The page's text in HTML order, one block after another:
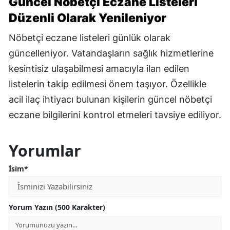
Düzenli Olarak Yenileniyor
Nöbetçi eczane listeleri günlük olarak
güncelleniyor. Vatandaşların sağlık hizmetlerine
kesintisiz ulaşabilmesi amacıyla ilan edilen
listelerin takip edilmesi önem taşıyor. Özellikle
acil ilaç ihtiyacı bulunan kişilerin güncel nöbetçi
eczane bilgilerini kontrol etmeleri tavsiye ediliyor.
Yorumlar
İsim*
Yorum Yazın (500 Karakter)